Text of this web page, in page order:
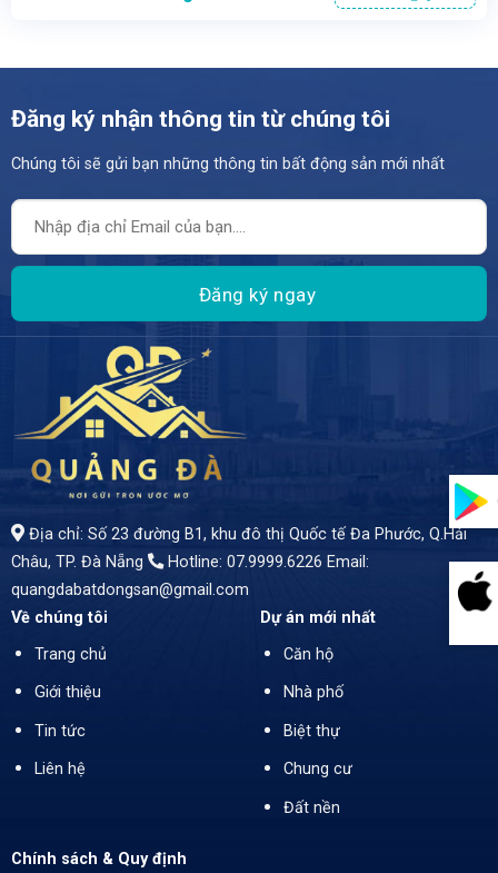
Đăng ký nhận thông tin từ chúng tôi
Chúng tôi sẽ gửi bạn những thông tin bất động sản mới nhất
Địa chỉ: Số 23 đường B1, khu đô thị Quốc tế Đa Phước, Q.Hải
Châu, TP. Đà Nẵng
Hotline: 07.9999.6226 Email:
quangdabatdongsan@gmail.com
Về chúng tôi
Trang chủ
Giới thiệu
Tin tức
Liên hệ
Dự án mới nhất
Căn hộ
Nhà phố
Biệt thự
Chung cư
Đất nền
Chính sách & Quy định